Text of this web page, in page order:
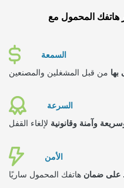
السمعة
السرعة
وآمنة وقانونية
الأمن
على ضمان